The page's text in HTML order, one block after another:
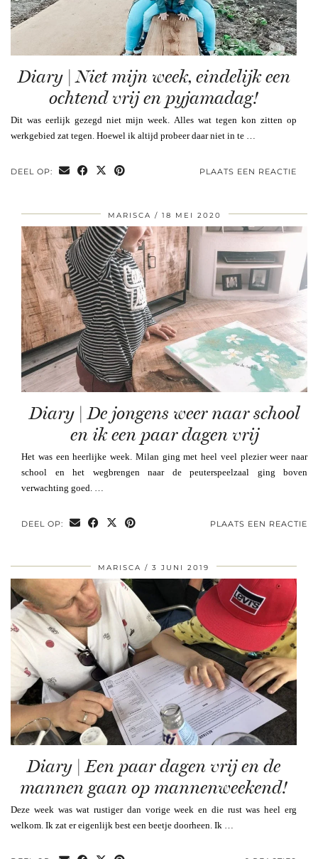
Diary | Niet mijn week, eindelijk een
ochtend vrij en pyjamadag!
Dit was eerlijk gezegd niet mijn week. Alles wat tegen kon zitten op
werkgebied zat tegen. Hoewel ik altijd probeer daar niet in te …
DEEL OP: PLAATS EEN REACTIE
MARISCA 18 MEI 2020
Diary | De jongens weer naar school
en ik een paar dagen vrij
Het was een heerlijke week. Milan ging met heel veel plezier weer naar
school en het wegbrengen naar de peuterspeelzaal ging boven
verwachting goed. …
DEEL OP: PLAATS EEN REACTIE
MARISCA 3 JUNI 2019
Diary | Een paar dagen vrij en de
mannen gaan op mannenweekend!
Deze week was wat rustiger dan vorige week en die rust was heel erg
welkom. Ik zat er eigenlijk best een beetje doorheen. Ik …